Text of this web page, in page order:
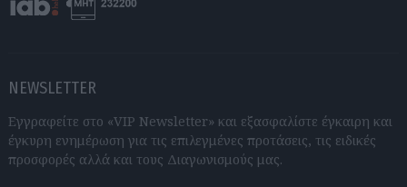
NEWSLETTER
Εγγραφείτε στο «VIP Newsletter» και εξασφαλίστε έγκαιρη και
έγκυρη ενημέρωση για τις επιλεγμένες προτάσεις, τις ειδικές
προσφορές αλλά και τους Διαγωνισμούς μας.